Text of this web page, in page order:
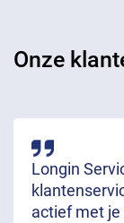
Onze
Longin
actief met je